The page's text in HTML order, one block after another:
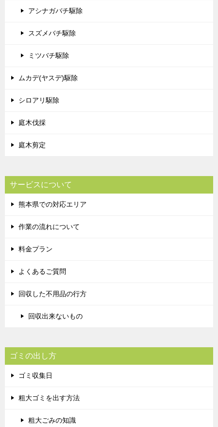
アシナガバチ駆除
スズメバチ駆除
ミツバチ駆除
ムカデ(ヤスデ)駆除
シロアリ駆除
庭木伐採
庭木剪定
サービスについて
熊本県での対応エリア
作業の流れについて
料金プラン
よくあるご質問
回収した不用品の行方
回収出来ないもの
ゴミの出し方
ゴミ収集日
粗大ゴミを出す方法
粗大ごみの知識